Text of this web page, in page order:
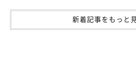
新着記事をもっと